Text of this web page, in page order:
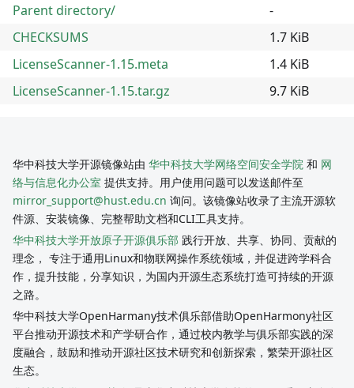
Parent directory/
-
CHECKSUMS
1.7 KiB
LicenseScanner-1.15.meta
1.4 KiB
LicenseScanner-1.15.tar.gz
9.7 KiB
华中科技大学开源镜像站由 华中科技大学网络空间安全学院 和 网
络与信息化办公室 提供支持。用户使用问题可以发送邮件至
mirror_support@hust.edu.cn 询问。该镜像站收录了主流开源软
件源、安装镜像、完整帮助文档和CLI工具支持。
华中科技大学开放原子开源俱乐部 践行开放、共享、协同、贡献的
理念， 专注于通用Linux和物联网操作系统领域，并促进跨学科合
作，提升技能，分享知识，为国内开源生态系统打造可持续的开源
之路。
华中科技大学OpenHarmany技术俱乐部借助OpenHarmony社区
平台推动开源技术和产学研合作，通过校内教学与俱乐部实践的深
度融合，鼓励和推动开源社区技术研究和创新探索，繁荣开源社区
生态。